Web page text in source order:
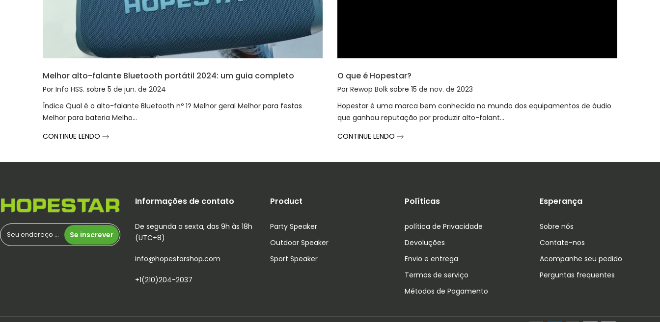
Melhor alto-falante Bluetooth portátil 2024: um guia completo
Por Info HSS. sobre 5 de jun. de 2024
Índice Qual é o alto-falante Bluetooth nº 1? Melhor geral Melhor para festas
Melhor para bateria Melho...
CONTINUE LENDO
O que é Hopestar?
Por Rewop Bolk sobre 15 de nov. de 2023
Hopestar é uma marca bem conhecida no mundo dos equipamentos de áudio
que ganhou reputação por produzir alto-falant...
CONTINUE LENDO
Se inscrever
Informações de contato
De segunda a sexta, das 9h às 18h
(UTC+8)
info@hopestarshop.com
+1(210)204-2037
Product
Party Speaker
Outdoor Speaker
Sport Speaker
Políticas
política de Privacidade
Devoluções
Envio e entrega
Termos de serviço
Métodos de Pagamento
Esperança
Sobre nós
Contate-nos
Acompanhe seu pedido
Perguntas frequentes